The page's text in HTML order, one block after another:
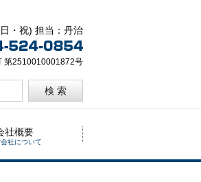
・祝) 担当：丹治
第2510010001872号
検 索
社概要
社について